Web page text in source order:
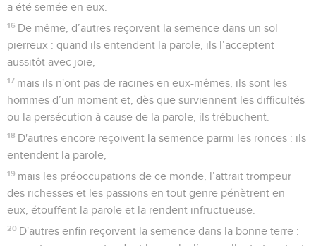
a été semée en eux.
16 De même, d’autres reçoivent la semence dans un sol
pierreux : quand ils entendent la parole, ils l’acceptent
aussitôt avec joie,
17 mais ils n'ont pas de racines en eux-mêmes, ils sont les
hommes d’un moment et, dès que surviennent les difficultés
ou la persécution à cause de la parole, ils trébuchent.
18 D'autres encore reçoivent la semence parmi les ronces : ils
entendent la parole,
19 mais les préoccupations de ce monde, l’attrait trompeur
des richesses et les passions en tout genre pénètrent en
eux, étouffent la parole et la rendent infructueuse.
20 D'autres enfin reçoivent la semence dans la bonne terre :